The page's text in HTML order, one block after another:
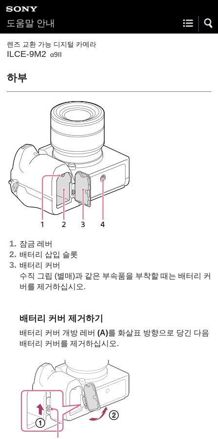
도움말 안내
렌즈 교환 가능 디지털 카메라
ILCE-9M2 α9II
하부
잠금 레버
배터리 삽입 슬롯
배터리 커버
수직 그립 (별매)과 같은 부속품을 부착할 때는 배터리 커
버를 제거하십시오.
배터리 커버 제거하기
배터리 커버 개방 레버 (A)를 화살표 방향으로 당긴 다음
배터리 커버를 제거하십시오.